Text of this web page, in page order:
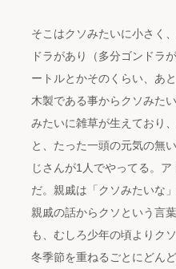
そこはクソみたいに小さく
ドラがあり（多分ゴンドラ
ートルとかそのくらい、あ
木製である事からクソみた
みたいに雑草が生えており
と、たった一頭の元気の無
じさんが1人でやってる。
だ。親戚は「クソみたいな
親戚の話からクソという言
も、むしろ少年の頃よりク
冬季節を重ねるごとにどん